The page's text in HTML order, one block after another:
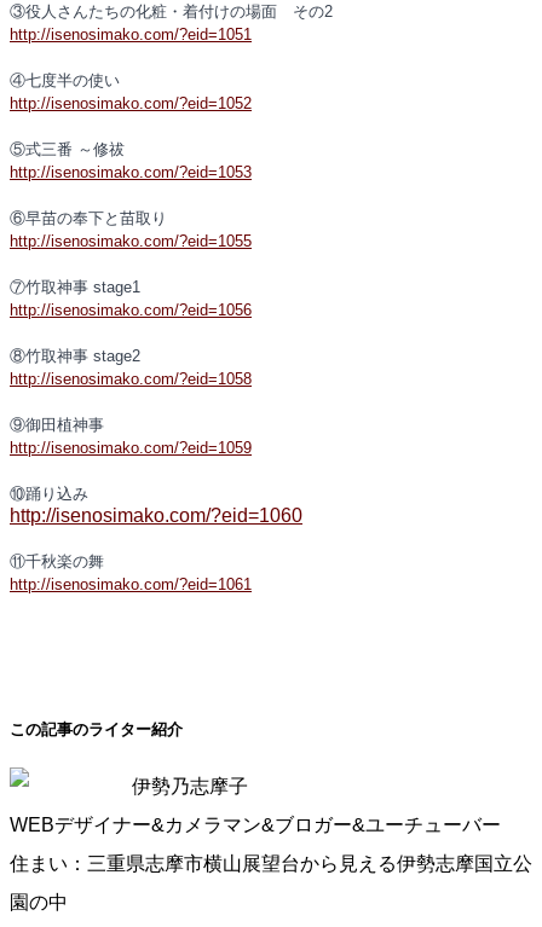
③役人さんたちの化粧・着付けの場面 その2
http://isenosimako.com/?eid=1051
④七度半の使い
http://isenosimako.com/?eid=1052
⑤式三番 ～修祓
http://isenosimako.com/?eid=1053
⑥早苗の奉下と苗取り
http://isenosimako.com/?eid=1055
⑦竹取神事 stage1
http://isenosimako.com/?eid=1056
⑧竹取神事 stage2
http://isenosimako.com/?eid=1058
⑨御田植神事
http://isenosimako.com/?eid=1059
⑩踊り込み
http://isenosimako.com/?eid=1060
⑪千秋楽の舞
http://isenosimako.com/?eid=1061
この記事のライター紹介
伊勢乃志摩子
WEBデザイナー&カメラマン&ブロガー&ユーチューバー
住まい：三重県志摩市横山展望台から見える伊勢志摩国立公
園の中